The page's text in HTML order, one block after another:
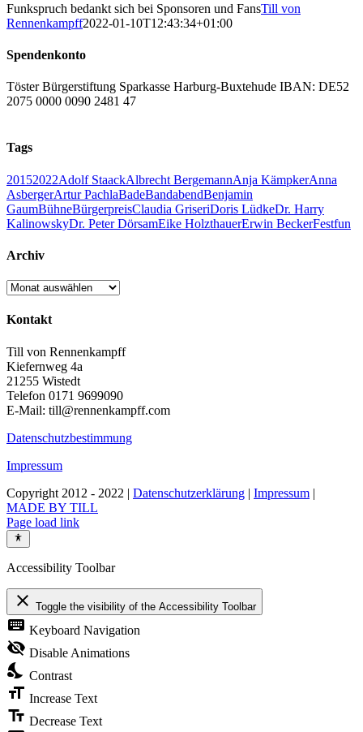
Funkspruch bedankt sich bei Sponsoren und FansTill von
Rennenkampff2022-01-10T12:43:34+01:00
Spendenkonto
Töster Bürgerstiftung Sparkasse Harburg-Buxtehude IBAN: DE52
2075 0000 0090 2481 47
Tags
20152022Adolf StaackAlbrecht BergemannAnja KämpkerAnna
AsbergerArtur PachlaBadeBandabendBenjamin
GaumBühneBürgerpreisClaudia GriseriDoris LüdkeDr. Harry
KalinowskyDr. Peter DörsamEike HolzthauerErwin BeckerFestfun
Archiv
Archiv
Kontakt
Till von Rennenkampff
Kiefernweg 4a
21255 Wistedt
Telefon 0171 9699090
E-Mail: till@rennenkampff.com
Datenschutzbestimmung
Impressum
Copyright 2012 - 2022 | Datenschutzerklärung | Impressum |
MADE BY TILL
Page load link
Accessibility Toolbar
close Toggle the visibility of the Accessibility Toolbar
keyboard Keyboard Navigation
visibility_off Disable Animations
nights_stay Contrast
format_size Increase Text
text_fields Decrease Text